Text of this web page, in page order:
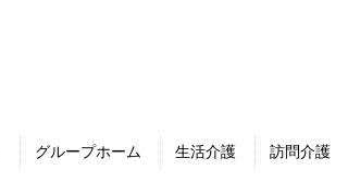
グループホーム 生活介護 訪問介護